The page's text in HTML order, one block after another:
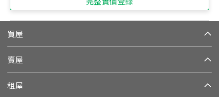
買屋
賣屋
租屋